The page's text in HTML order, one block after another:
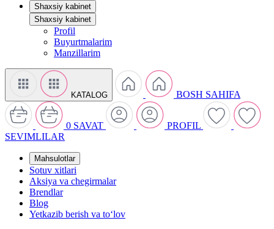
Shaxsiy kabinet
Shaxsiy kabinet
Profil
Buyurtmalarim
Manzillarim
KATALOG BOSH SAHIFA
0 SAVAT
PROFIL
SEVIMLILAR
Mahsulotlar
Sotuv xitlari
Aksiya va chegirmalar
Brendlar
Blog
Yetkazib berish va to‘lov